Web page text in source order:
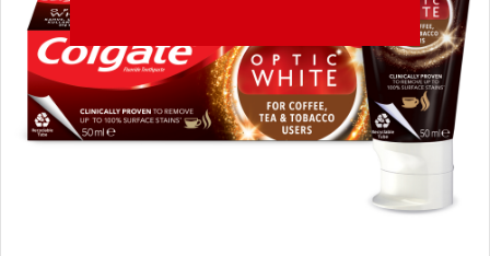
MİSYON
TR (TR)